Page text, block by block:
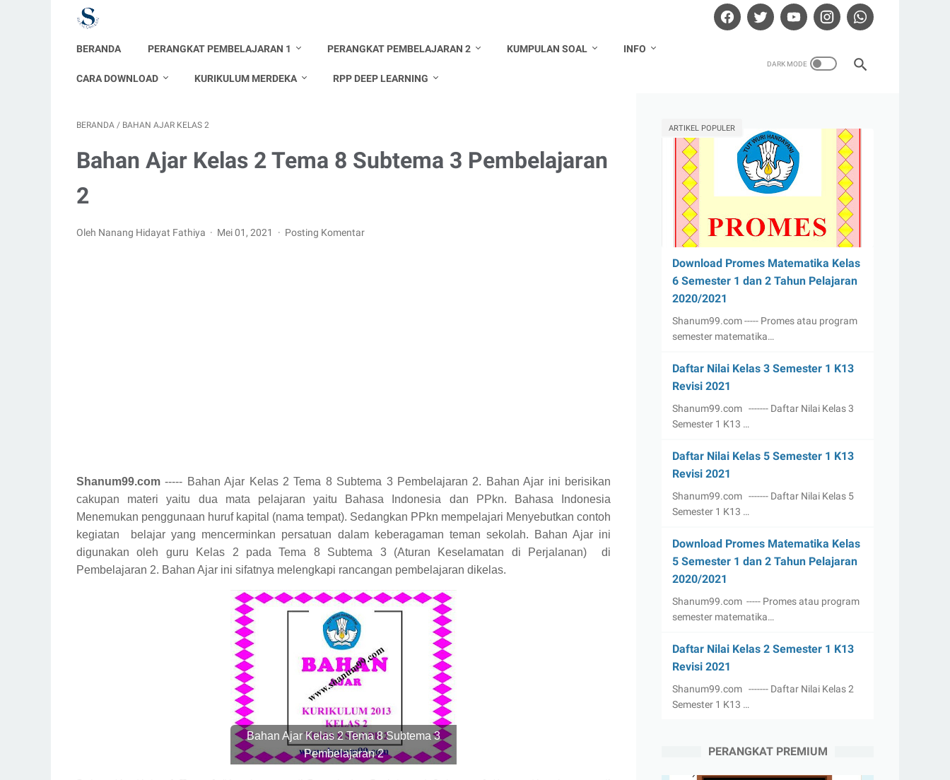
BERANDA PERANGKAT PEMBELAJARAN 1 PERANGKAT PEMBELAJARAN 2 KUMPULAN SOAL INFO
CARA DOWNLOAD KURIKULUM MERDEKA RPP DEEP LEARNING
BERANDA / BAHAN AJAR KELAS 2
Bahan Ajar Kelas 2 Tema 8 Subtema 3 Pembelajaran
2
Oleh Nanang Hidayat Fathiya Mei 01, 2021 Posting Komentar
Shanum99.com ----- Bahan Ajar Kelas 2 Tema 8 Subtema 3 Pembelajaran 2. Bahan Ajar ini berisikan
cakupan materi yaitu dua mata pelajaran yaitu Bahasa Indonesia dan PPkn. Bahasa Indonesia
Menemukan penggunaan huruf kapital (nama tempat). Sedangkan PPkn mempelajari Menyebutkan contoh
kegiatan
belajar yang mencerminkan persatuan dalam keberagaman teman sekolah. Bahan Ajar ini
digunakan oleh guru Kelas 2 pada Tema 8 Subtema 3 (Aturan Keselamatan di Perjalanan)
di
Pembelajaran 2. Bahan Ajar ini sifatnya melengkapi rancangan pembelajaran dikelas.
Bahan Ajar Kelas 2 Tema 8 Subtema 3
Pembelajaran 2
ARTIKEL POPULER
Download Promes Matematika Kelas
6 Semester 1 dan 2 Tahun Pelajaran
2020/2021
Shanum99.com ----- Promes atau program
semester matematika…
Daftar Nilai Kelas 3 Semester 1 K13
Revisi 2021
Shanum99.com ------- Daftar Nilai Kelas 3
Semester 1 K13 …
Daftar Nilai Kelas 5 Semester 1 K13
Revisi 2021
Shanum99.com ------- Daftar Nilai Kelas 5
Semester 1 K13 …
Download Promes Matematika Kelas
5 Semester 1 dan 2 Tahun Pelajaran
2020/2021
Shanum99.com ----- Promes atau program
semester matematika…
Daftar Nilai Kelas 2 Semester 1 K13
Revisi 2021
Shanum99.com ------- Daftar Nilai Kelas 2
Semester 1 K13 …
PERANGKAT PREMIUM